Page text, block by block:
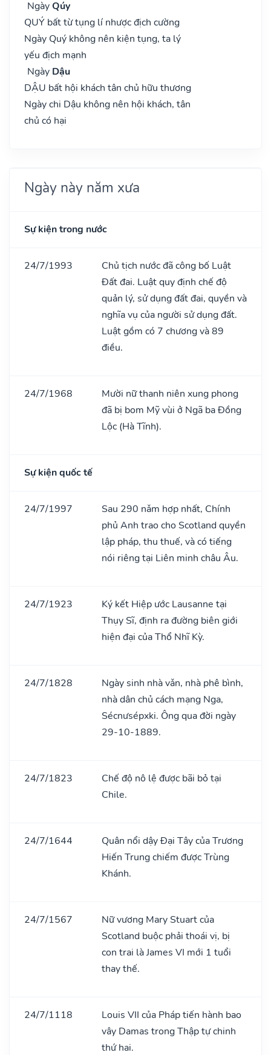
NgàyQúy
QUÝ bất từ tụng lí nhược địch cường
Ngày Quý không nên kiện tụng, ta lý
yếu địch mạnh
Ngày Dậu
DẬU bất hội khách tân chủ hữu thương
Ngày chi Dậu không nên hội khách, tân
chủ có hại
Ngày này năm xưa
Sự kiện trong nước
24/7/1993
Chủ tịch nước đã công bố Luật
Đất đai. Luật quy định chế độ
quản lý, sử dụng đất đai, quyền và
nghĩa vụ của người sử dụng đất.
Luật gồm có 7 chương và 89
điều.
24/7/1968
Mười nữ thanh niên xung phong
đã bị bom Mỹ vùi ở Ngã ba Đồng
Lộc (Hà Tĩnh).
Sự kiện quốc tế
24/7/1997
Sau 290 nǎm hợp nhất, Chính
phủ Anh trao cho Scotland quyền
lập pháp, thu thuế, và có tiếng
nói riêng tại Liên minh châu Âu.
24/7/1923
Ký kết Hiệp ước Lausanne tại
Thụy Sĩ, định ra đường biên giới
hiện đại của Thổ Nhĩ Kỳ.
24/7/1828
Ngày sinh nhà vǎn, nhà phê bình,
nhà dân chủ cách mạng Nga,
Sécnưsépxki. Ông qua đời ngày
29-10-1889.
24/7/1823
Chế độ nô lệ được bãi bỏ tại
Chile.
24/7/1644
Quân nổi dậy Đại Tây của Trương
Hiến Trung chiếm được Trùng
Khánh.
24/7/1567
Nữ vương Mary Stuart của
Scotland buộc phải thoái vị, bị
con trai là James VI mới 1 tuổi
thay thế.
24/7/1118
Louis VII của Pháp tiến hành bao
vây Damas trong Thập tự chinh
thứ hai.